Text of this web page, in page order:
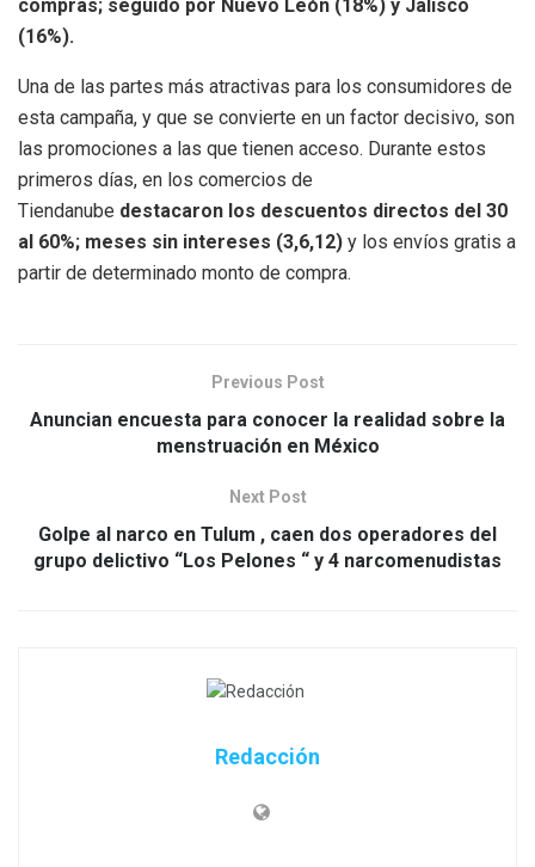
compras; seguido por Nuevo León (18%) y Jalisco
(16%).
Una de las partes más atractivas para los consumidores de
esta campaña, y que se convierte en un factor decisivo, son
las promociones a las que tienen acceso. Durante estos
primeros días, en los comercios de
Tiendanube destacaron los descuentos directos del 30
al 60%; meses sin intereses (3,6,12) y los envíos gratis a
partir de determinado monto de compra.
Previous Post
Anuncian encuesta para conocer la realidad sobre la
menstruación en México
Next Post
Golpe al narco en Tulum , caen dos operadores del
grupo delictivo “Los Pelones “ y 4 narcomenudistas
Redacción